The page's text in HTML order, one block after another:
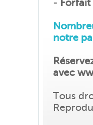
-
notre
avec
Tous